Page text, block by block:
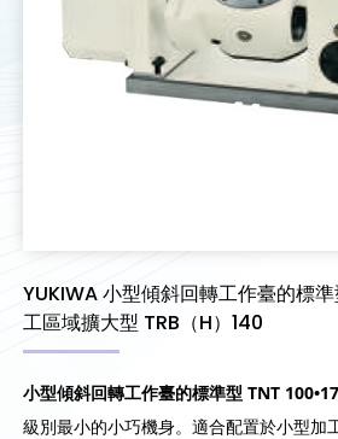
YUKIWA 小型傾斜回轉工作臺的標
工區域擴大型 TRB（H）140
小型傾斜回轉工作臺的標準型 TNT
級別最小的小巧機身。適合配置於小型加